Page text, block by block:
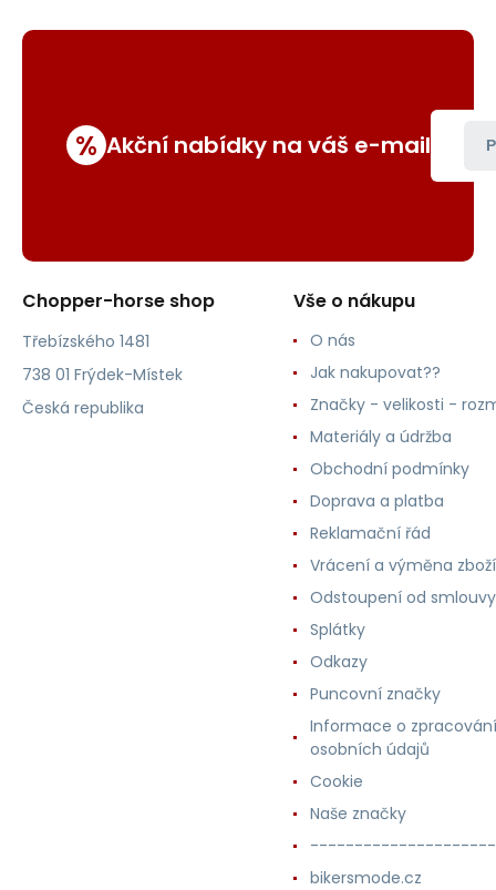
% Akční nabídky na váš e-mail
Chopper-horse shop
Třebízského 1481
738 01 Frýdek-Místek
Česká republika
Vše o nákupu
O nás
Jak nakupovat??
Značky - velikosti -
Materiály a údržba
Obchodní podmínky
Doprava a platba
Reklamační řád
Vrácení a výměna zboží
Odstoupení od smlouvy
Splátky
Odkazy
Puncovní značky
Informace o zpracování
osobních údajů
Cookie
Naše značky
bikersmode.cz